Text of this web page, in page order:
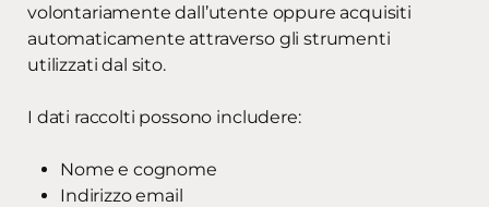
volontariamente dall’utente oppure acquisiti
automaticamente attraverso gli strumenti
utilizzati dal sito.
I dati raccolti possono includere:
Nome e cognome
Indirizzo email